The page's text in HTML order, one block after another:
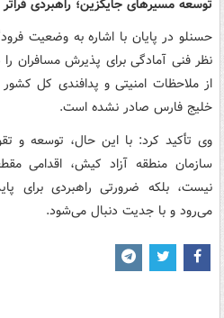
توسعه مسیرهای جایگزین؛ راهبردی
حسنلو در پایان با اشاره به وضعیت
نظر فنی آمادگی برای پذیرش مسافران
از ملاحظات امنیتی و پدافندی کل
خلیج فارس صادر نشده است.
وی تأکید کرد: با این حال، توسعه و
سازمان منطقه آزاد کیش، اقدامی
نیست، بلکه ضرورتی راهبردی برای
می‌رود و با جدیت دنبال می‌شود.